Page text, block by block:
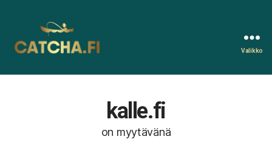
Valikko
kalle.fi
on myytävänä